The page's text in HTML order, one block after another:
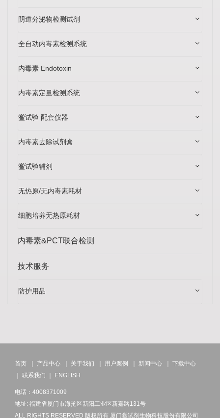
阴道分泌物检测试剂
全自动内毒素检测系统
内毒素 Endotoxin
内毒素定量检测系统
鲎试验 配套仪器
内毒素去除试剂盒
鲎试验辅剂
无热原/无内毒素耗材
细胞培养无热原耗材
内毒素&PCT联合检测
技术服务
防护用品
首页 ｜ 产品中心 ｜ 关于我们 ｜ 用户案例 ｜ 新闻中心 ｜ 下载中心
｜ 联系我们 ｜ ENGLISH
电话：4008371009
地址: 福建省厦门市海沧区新阳工业区新嘉路131号
ALL RIGHTS RESERVED 版权所有 厦门鲎试剂生物科技股份有限公司